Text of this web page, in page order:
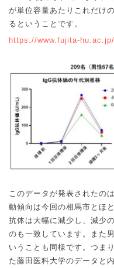
が単位容量あたりこれだけ
るということです。
https://www.fujita-
このデータが発表されたの
動傾向は今回の相馬市とほ
抗体は大幅に減少し、減少
のも一致しています。また
いうことも同様です。つま
た藤田医科大学のデータと